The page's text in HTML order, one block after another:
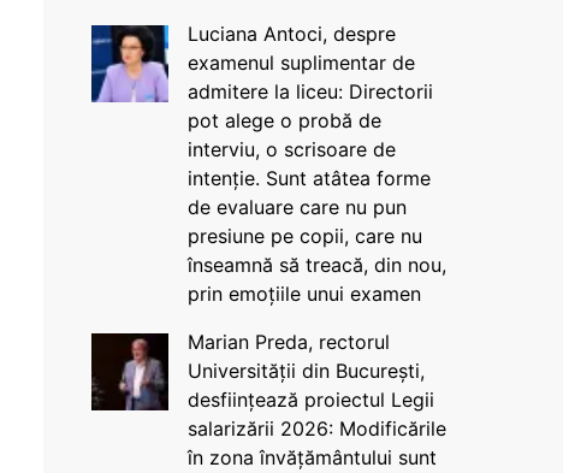
Luciana Antoci, despre
examenul suplimentar de
admitere la liceu: Directorii
pot alege o probă de
interviu, o scrisoare de
intenție. Sunt atâtea forme
de evaluare care nu pun
presiune pe copii, care nu
înseamnă să treacă, din nou,
prin emoțiile unui examen
Marian Preda, rectorul
Universității din București,
desființează proiectul Legii
salarizării 2026: Modificările
în zona învățământului sunt